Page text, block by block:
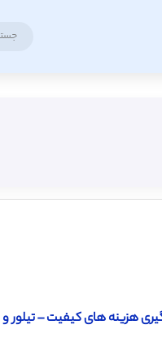
هزینه های کیفیت – تیلور و